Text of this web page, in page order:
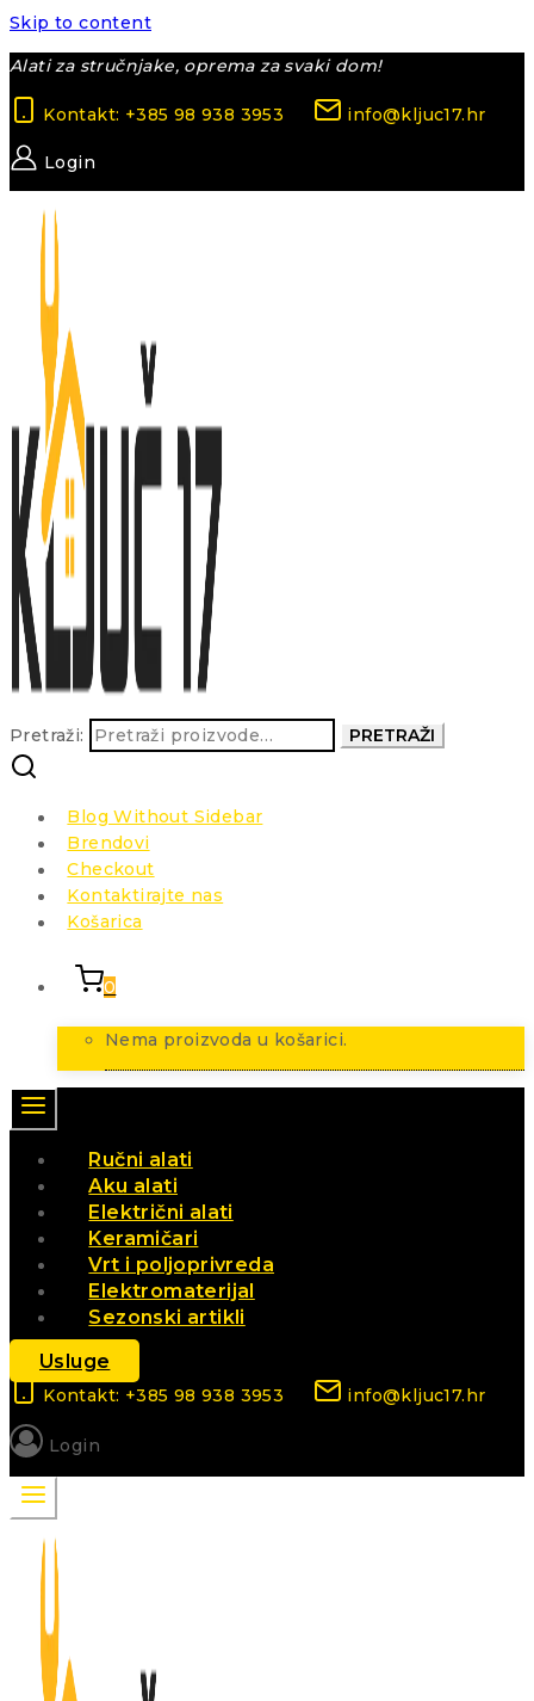
Skip to content
Alati za stručnjake, oprema za svaki dom!
Kontakt: +385 98 938 3953 info@kljuc17.hr
Login
Pretraži: PRETRAŽI
Blog Without Sidebar
Brendovi
Checkout
Kontaktirajte nas
Košarica
0
Nema proizvoda u košarici.
Ručni alati
Aku alati
Električni alati
Keramičari
Vrt i poljoprivreda
Elektromaterijal
Sezonski artikli
Usluge
Kontakt: +385 98 938 3953 info@kljuc17.hr
Login